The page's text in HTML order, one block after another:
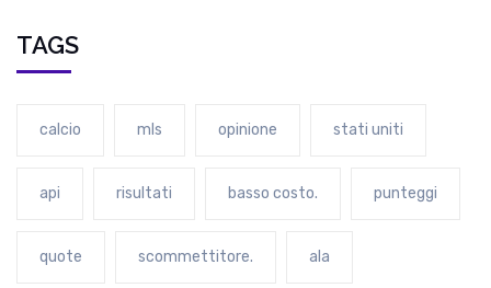
TAGS
calcio mls opinione stati uniti
api risultati basso costo. punteggi
quote scommettitore. ala